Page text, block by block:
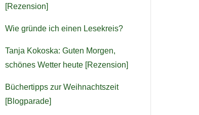
[Rezension]
Wie gründe ich einen Lesekreis?
Tanja Kokoska: Guten Morgen,
schönes Wetter heute [Rezension]
Büchertipps zur Weihnachtszeit
[Blogparade]